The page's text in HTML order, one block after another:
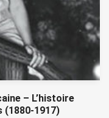
– L’histoire
(1880-1917)